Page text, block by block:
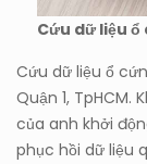
Cứu dữ liệu
Cứu dữ liệu ổ
Quận 1, TpHCM.
của anh khởi
phục hồi dữ liệu